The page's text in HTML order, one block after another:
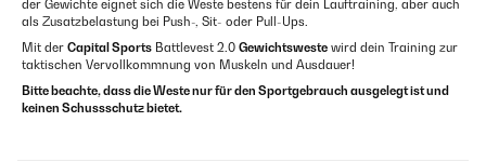
der Gewichte eignet sich die Weste bestens für dein Lauftraining, aber auch
als Zusatzbelastung bei Push-, Sit- oder Pull-Ups.
Mit der Capital Sports Battlevest 2.0 Gewichtsweste wird dein Training zur
taktischen Vervollkommnung von Muskeln und Ausdauer!
Bitte beachte, dass die Weste nur für den Sportgebrauch ausgelegt ist und
keinen Schussschutz bietet.